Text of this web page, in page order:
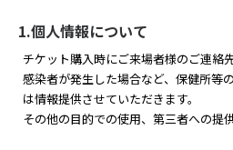
1.個人情報について
チケット購入時にご来場者様のご連絡
感染者が発生した場合など、保健所等
は情報提供させていただきます。
その他の目的での使用、第三者への提